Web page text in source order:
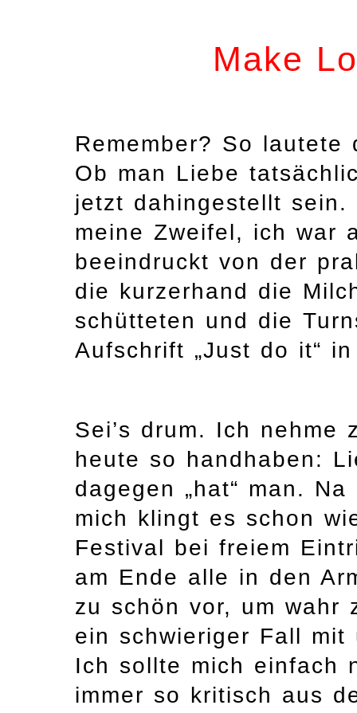
Make
Remember? So lautete
Ob man Liebe
jetzt dahingestellt
meine Zweifel, ich war
beeindruckt von der
die kurzerhand die
schütteten und die
Aufschrift „Just do it“
Sei’s drum. Ich nehme
heute so handhaben:
dagegen „hat“ man.
mich klingt es schon
Festival bei freiem
am Ende alle in den
zu schön vor, um wahr
ein schwieriger Fall mit
Ich sollte mich einfach
immer so kritisch aus